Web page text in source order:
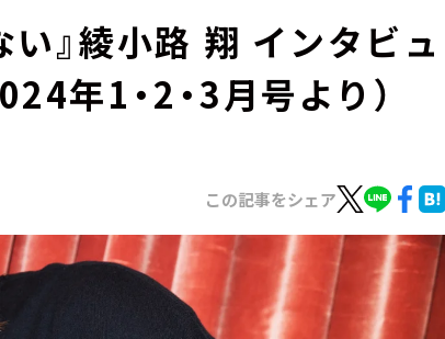
』綾小路 翔 インタビュ
年1・2・3月号より）
この記事をシェア